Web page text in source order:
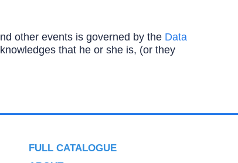
other events is governed by the Data
that he or she is, (or they
FULL CATALOGUE